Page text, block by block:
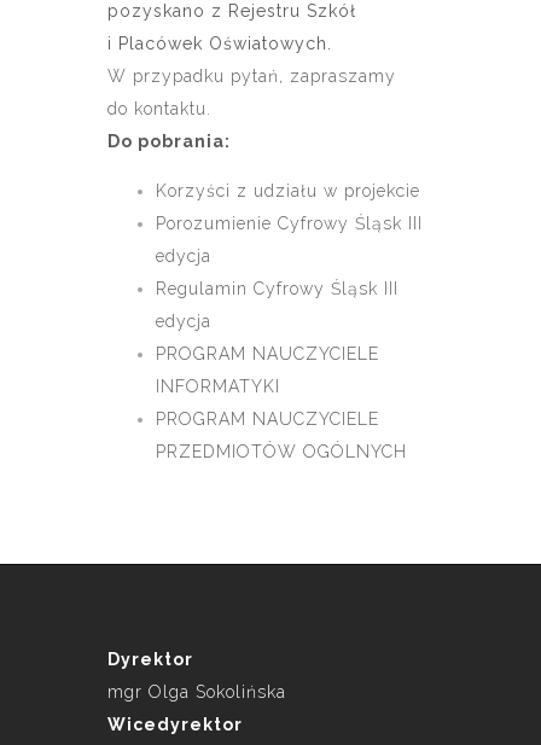
pozyskano z Rejestru Szkół
i Placówek Oświatowych.
W przypadku pytań, zapraszamy
do kontaktu.
Do pobrania:
Korzyści z udziału w projekcie
Porozumienie Cyfrowy Śląsk III
edycja
Regulamin Cyfrowy Śląsk III
edycja
PROGRAM NAUCZYCIELE
INFORMATYKI
PROGRAM NAUCZYCIELE
PRZEDMIOTÓW OGÓLNYCH
Dyrektor
mgr Olga Sokolińska
Wicedyrektor